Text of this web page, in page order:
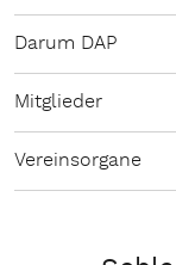
Darum DAP
Mitglieder
Vereinsorgane